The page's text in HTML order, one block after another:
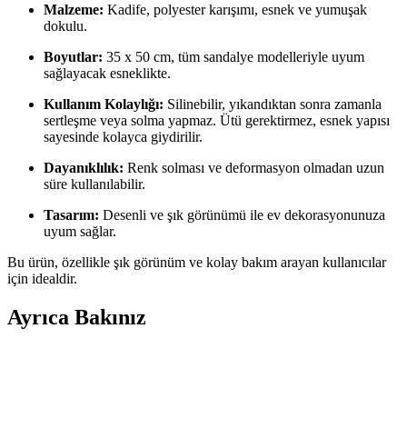
Malzeme: Kadife, polyester karışımı, esnek ve yumuşak
dokulu.
Boyutlar: 35 x 50 cm, tüm sandalye modelleriyle uyum
sağlayacak esneklikte.
Kullanım Kolaylığı: Silinebilir, yıkandıktan sonra zamanla
sertleşme veya solma yapmaz. Ütü gerektirmez, esnek yapısı
sayesinde kolayca giydirilir.
Dayanıklılık: Renk solması ve deformasyon olmadan uzun
süre kullanılabilir.
Tasarım: Desenli ve şık görünümü ile ev dekorasyonunuza
uyum sağlar.
Bu ürün, özellikle şık görünüm ve kolay bakım arayan kullanıcılar
için idealdir.
Ayrıca Bakınız